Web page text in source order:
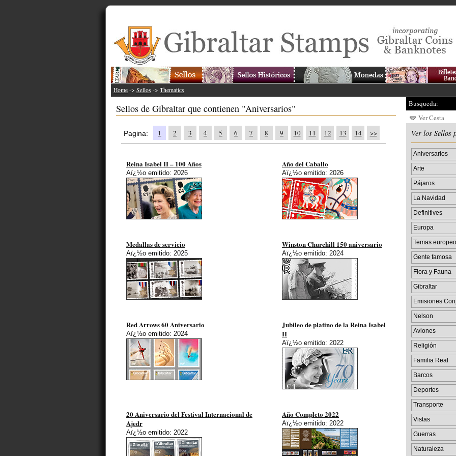
Home -> Sellos -> Thematics
Sellos de Gibraltar que contienen "Aniversarios"
Pagina: 1 2 3 4 5 6 7 8 9 10 11 12 13 14 >>
Reina Isabel II – 100 Años
Aï¿½o emitido: 2026
Año del Caballo
Aï¿½o emitido: 2026
Medallas de servicio
Aï¿½o emitido: 2025
Winston Churchill 150 aniversario
Aï¿½o emitido: 2024
Red Arrows 60 Aniversario
Aï¿½o emitido: 2024
Jubileo de platino de la Reina Isabel
II
Aï¿½o emitido: 2022
20 Aniversario del Festival Internacional de
Ajedr
Aï¿½o emitido: 2022
Año Completo 2022
Aï¿½o emitido: 2022
Busqueda:
Ver Cesta
Ver los Sellos
Aniversarios
Arte
Pájaros
La Navidad
Definitives
Europa
Temas
Gente famosa
Flora y Fauna
Gibraltar
Emisiones
Nelson
Aviones
Religión
Familia Real
Barcos
Deportes
Transporte
Vistas
Guerras
Naturaleza